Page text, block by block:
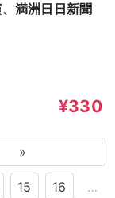
満洲日日新聞
¥330
»
15 16 …